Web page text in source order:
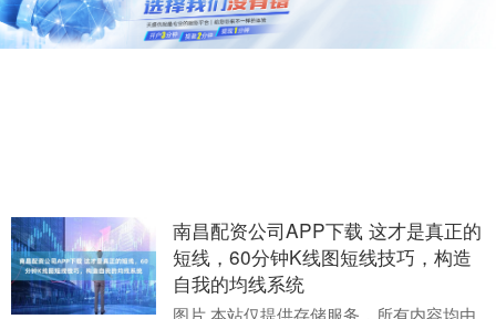
南昌配资公司APP下载 这才是真正的
短线，60分钟K线图短线技巧，构造
自我的均线系统